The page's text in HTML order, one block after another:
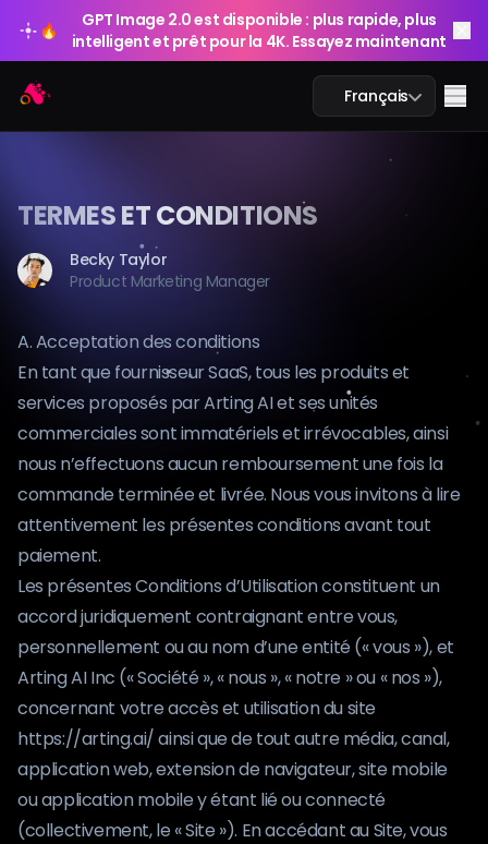
🔥
GPT Image 2.0 est disponible : plus rapide, plus
intelligent et prêt pour la 4K. Essayez maintenant
Français
Étude IA
Image IA
Outils IA
Tarifs
Se connecter
TERMES ET CONDITIONS
Becky Taylor
Product Marketing Manager
A. Acceptation des conditions
En tant que fournisseur SaaS, tous les produits et
services proposés par Arting AI et ses unités
commerciales sont immatériels et irrévocables, ainsi
nous n’effectuons aucun remboursement une fois la
commande terminée et livrée. Nous vous invitons à lire
attentivement les présentes conditions avant tout
paiement.
Les présentes Conditions d’Utilisation constituent un
accord juridiquement contraignant entre vous,
personnellement ou au nom d’une entité (« vous »), et
Arting AI Inc (« Société », « nous », « notre » ou « nos »),
concernant votre accès et utilisation du site
https://arting.ai/ ainsi que de tout autre média, canal,
application web, extension de navigateur, site mobile
ou application mobile y étant lié ou connecté
(collectivement, le « Site »). En accédant au Site, vous